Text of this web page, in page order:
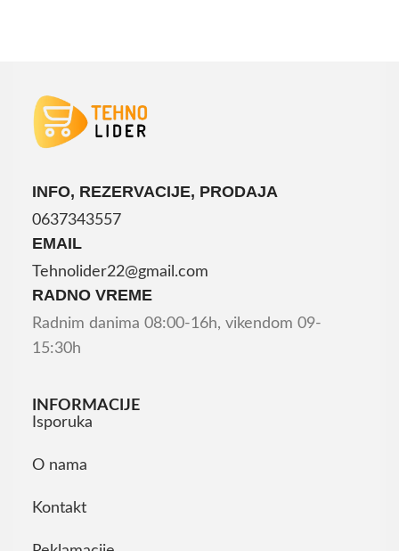
INFO, REZERVACIJE, PRODAJA
0637343557
EMAIL
Tehnolider22@gmail.com
RADNO VREME
Radnim danima 08:00-16h, vikendom 09-
15:30h
INFORMACIJE
Isporuka
O nama
Kontakt